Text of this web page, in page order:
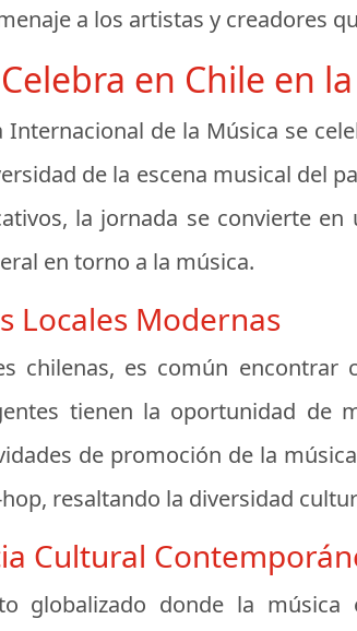
a los artistas y creadores
en Chile en
Internacional de la Música se
de la escena musical del
la jornada se convierte
en torno a la música.
Locales Modernas
chilenas, es común
tienen la oportunidad de
de promoción de la
resaltando la diversidad
Cultural
globalizado donde la